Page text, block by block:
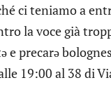
ci teniamo a
la voce già
e precarə
19:00 al 38 di